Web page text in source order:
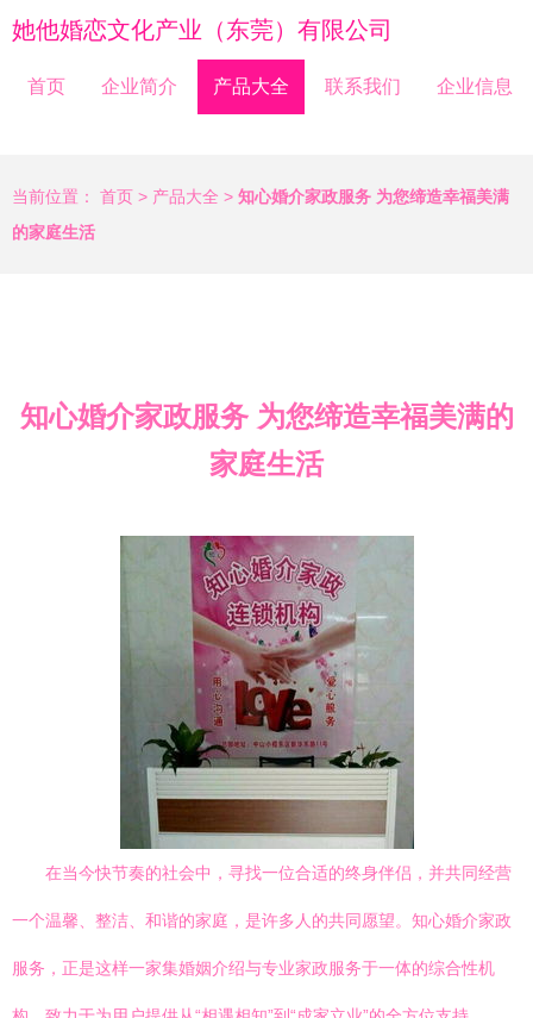
她他婚恋文化产业（东莞）有限公司
首页 企业简介 产品大全 联系我们 企业信息
当前位置： 首页 > 产品大全 > 知心婚介家政服务 为您缔造幸福美满
的家庭生活
知心婚介家政服务 为您缔造幸福美满的
家庭生活
在当今快节奏的社会中，寻找一位合适的终身伴侣，并共同经营
一个温馨、整洁、和谐的家庭，是许多人的共同愿望。知心婚介家政
服务，正是这样一家集婚姻介绍与专业家政服务于一体的综合性机